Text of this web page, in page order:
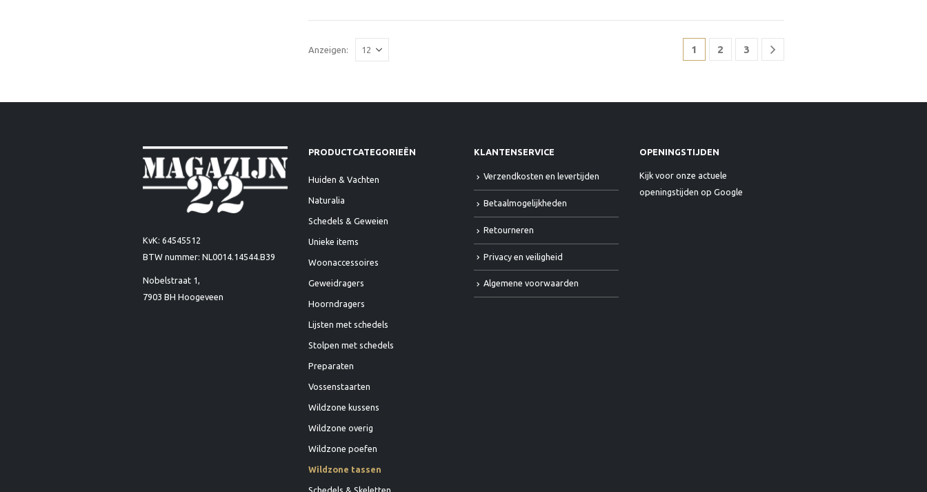
Anzeigen: 1 2 3
KvK: 64545512
BTW nummer: NL0014.14544.B39
Nobelstraat 1,
7903 BH Hoogeveen
PRODUCTCATEGORIEËN
Huiden & Vachten
Naturalia
Schedels & Geweien
Unieke items
Woonaccessoires
Geweidragers
Hoorndragers
Lijsten met schedels
Stolpen met schedels
Preparaten
Vossenstaarten
Wildzone kussens
Wildzone overig
Wildzone poefen
Wildzone tassen
KLANTENSERVICE
Verzendkosten en levertijden
Betaalmogelijkheden
Retourneren
Privacy en veiligheid
Algemene voorwaarden
OPENINGSTIJDEN
Kijk voor onze actuele
openingstijden op Google